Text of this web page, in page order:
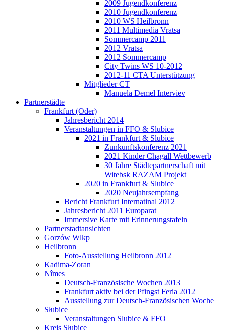
2009 Jugendkonferenz
2010 Jugendkonferenz
2010 WS Heilbronn
2011 Multimedia Vratsa
Sommercamp 2011
2012 Vratsa
2012 Sommercamp
City Twins WS 10-2012
2012-11 CTA Unterstützung
Mitglieder CT
Manuela Demel Interviev
Partnerstädte
Frankfurt (Oder)
Jahresbericht 2014
Veranstaltungen in FFO & Slubice
2021 in Frankfurt & Slubice
Zunkunftskonferenz 2021
2021 Kinder Chagall Wettbewerb
30 Jahre Städtepartnerschaft mit
Witebsk RAZAM Projekt
2020 in Frankfurt & Slubice
2020 Neujahrsempfang
Bericht Frankfurt Internatinal 2012
Jahresbericht 2011 Europarat
Immersive Karte mit Erinnerungstafeln
Partnerstadtansichten
Gorzów Wlkp
Heilbronn
Foto-Ausstellung Heilbronn 2012
Kadima-Zoran
Nîmes
Deutsch-Französische Wochen 2013
Frankfurt aktiv bei der Pfingst Feria 2012
Ausstellung zur Deutsch-Französischen Woche
Słubice
Veranstaltungen Slubice & FFO
Kreis Słubice